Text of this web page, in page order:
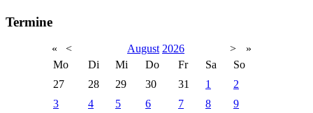
Termine
« < August 2026 >
»
Mo
Di Mi Do Fr Sa
So
27
28 29 30 31 1
2
3
4 5 6 7 8
9